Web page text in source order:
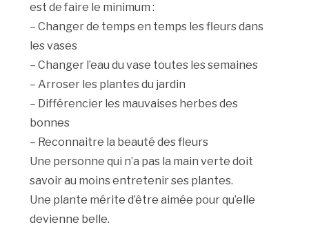
est de faire le minimum :
– Changer de temps en temps les fleurs dans
les vases
– Changer l’eau du vase toutes les semaines
– Arroser les plantes du jardin
– Différencier les mauvaises herbes des
bonnes
– Reconnaitre la beauté des fleurs
Une personne qui n’a pas la main verte doit
savoir au moins entretenir ses plantes.
Une plante mérite d’être aimée pour qu’elle
devienne belle.